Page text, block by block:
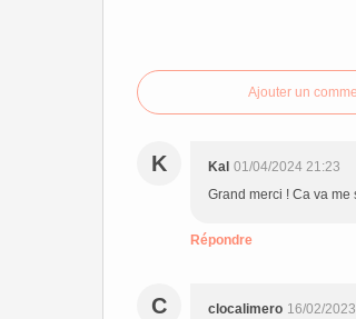
Ajouter un
K Kal 01/04/2024 21:23
Grand merci ! Ca va
Répondre
C clocalimero 16/02/